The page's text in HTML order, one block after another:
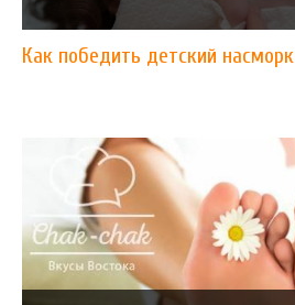
Как победить детский насморк